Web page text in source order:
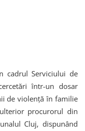
cadrul Serviciului de
într-un dosar
de violență în familie
procurorul din
Cluj, dispunând